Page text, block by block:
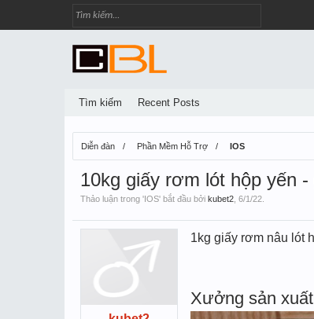
Diễn đàn Phần Mềm Hỗ Trợ IOS
10kg giấy rơm lót hộp yến
Thảo luận trong 'IOS' bắt đầu bởi kubet2 6/1/22
1kg giấy rơm nâu lót
Xưởng sản
Tìm kiếm Recent Posts